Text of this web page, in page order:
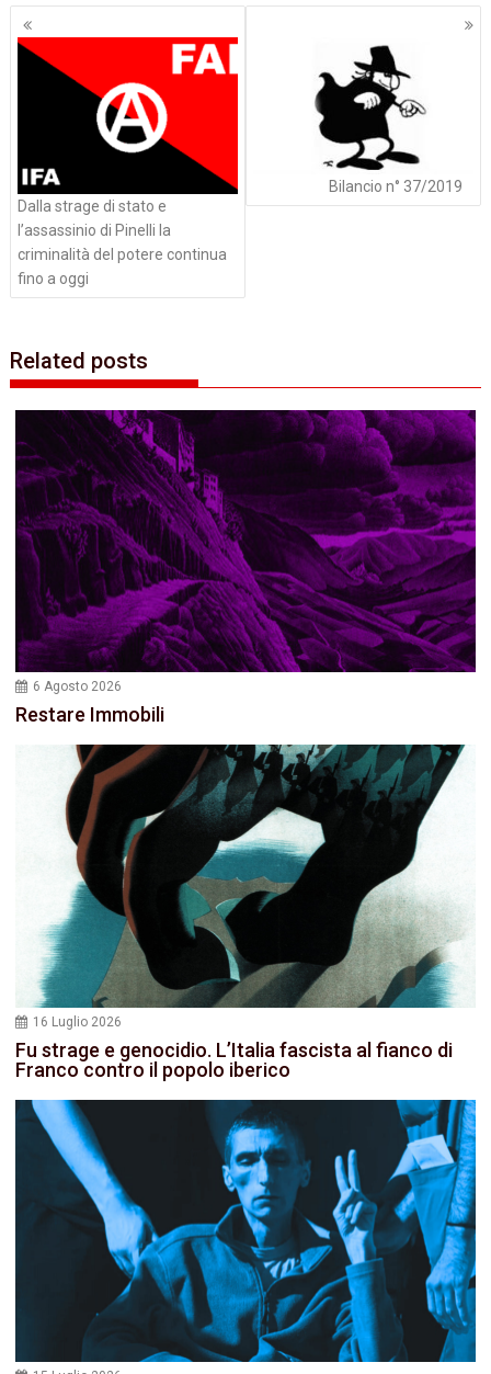
Navigazione
articoli
Dalla strage di stato e
l’assassinio di Pinelli la
criminalità del potere continua
fino a oggi
Bilancio n° 37/2019
Related posts
6 Agosto 2026
Restare Immobili
16 Luglio 2026
Fu strage e genocidio. L’Italia fascista al fianco di
Franco contro il popolo iberico